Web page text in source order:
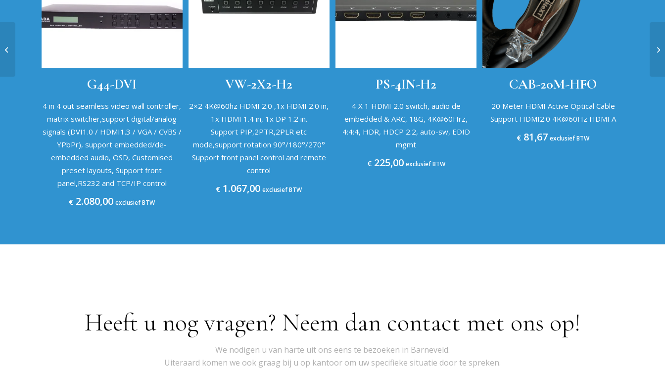
G44-DVI
4 in 4 out seamless video wall controller,
matrix switcher,support digital/analog
signals (DVI1.0 / HDMI1.3 / VGA / CVBS /
YPbPr), support embedded/de-
embedded audio, OSD, Customised
preset layouts, Support front
panel,RS232 and TCP/IP control
€ 2.080,00 exclusief BTW
VW-2X2-H2
2×2 4K@60hz HDMI 2.0 ,1x HDMI 2.0 in,
1x HDMI 1.4 in, 1x DP 1.2 in.
Support PIP,2PTR,2PLR etc
mode,support rotation 90°/180°/270°
Support front panel control and remote
control
€ 1.067,00 exclusief BTW
PS-4IN-H2
4 X 1 HDMI 2.0 switch, audio de
embedded & ARC, 18G, 4K@60Hrz,
4:4:4, HDR, HDCP 2.2, auto-sw, EDID
mgmt
€225,00 exclusief BTW
CAB-20M-HFO
20 Meter HDMI Active Optical Cable
Support HDMI2.0 4K@60Hz HDMI A
€ 81,67 exclusief BTW
Heeft u nog vragen? Neem dan contact met ons op!
We nodigen u van harte uit ons eens te bezoeken in Barneveld.
Uiteraard komen we ook graag bij u op kantoor om uw specifieke situatie door te spreken.